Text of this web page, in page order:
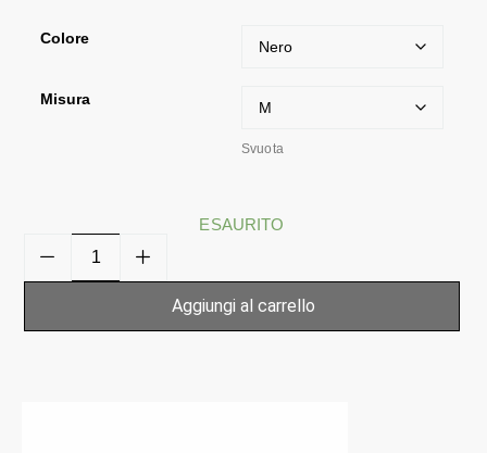
Colore
Misura
Svuota
ESAURITO
Aggiungi al carrello